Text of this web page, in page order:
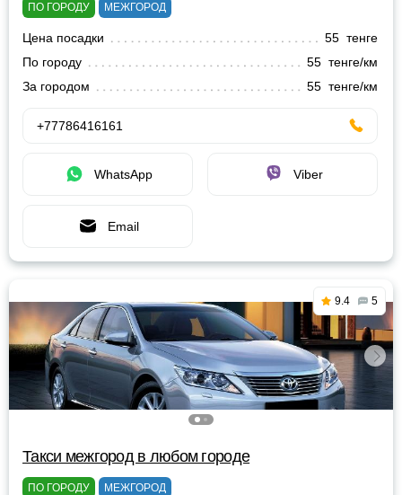
ПО ГОРОДУ МЕЖГОРОД
Цена посадки
55 тенге
По городу
55 тенге/км
За городом
55 тенге/км
+77786416161
WhatsApp Viber
Email
9.4 5
Такси межгород в любом городе
ПО ГОРОДУ МЕЖГОРОД